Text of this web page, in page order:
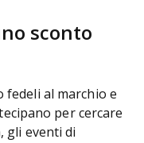
sconto
fedeli al marchio e
per cercare
gli eventi di